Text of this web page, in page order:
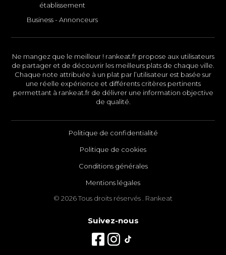
établissement
Business - Annonceurs
Ne mangez que le meilleur ! rankeat.fr propose aux utilisateurs
de partager et de découvrir les meilleurs plats de chaque ville.
Chaque note attribuée à un plat par l’utilisateur est basée sur
une réelle expérience et différents critères pertinents
permettant à rankeat.fr de délivrer une information objective
de qualité.
Politique de confidentialité
Politique de cookies
Conditions générales
Mentions légales
© 2026 Tous droits réservés . Rankeat
Suivez-nous